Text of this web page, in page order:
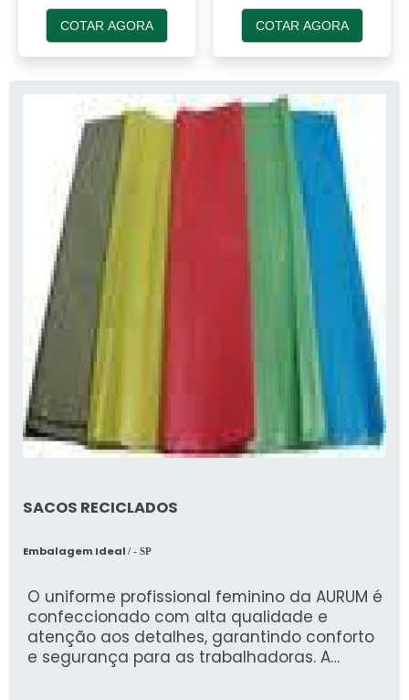
COTAR AGORA COTAR AGORA
SACOS RECICLADOS
Embalagem Ideal / - SP
O uniforme profissional feminino da AURUM é
confeccionado com alta qualidade e
atenção aos detalhes, garantindo conforto
e segurança para as trabalhadoras. A